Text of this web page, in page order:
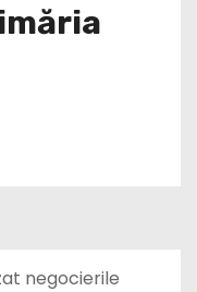
negocierile